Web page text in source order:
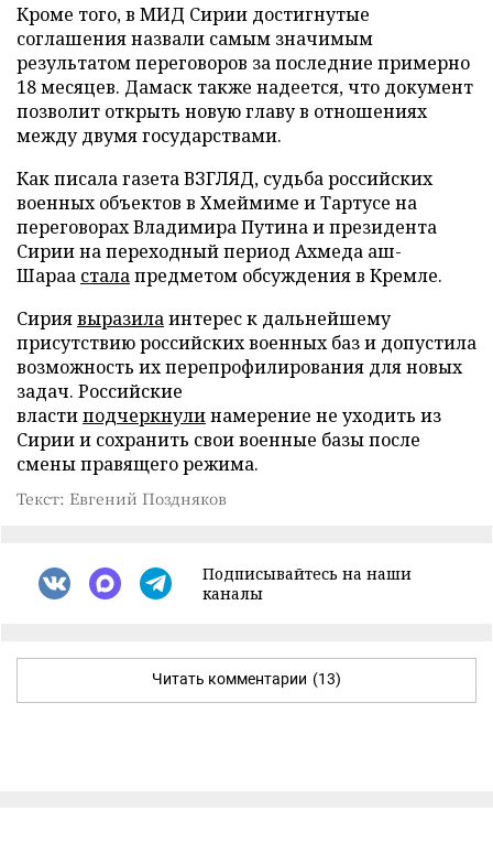
Кроме того, в МИД Сирии достигнутые
соглашения назвали самым значимым
результатом переговоров за последние примерно
18 месяцев. Дамаск также надеется, что документ
позволит открыть новую главу в отношениях
между двумя государствами.
Как писала газета ВЗГЛЯД, судьба российских
военных объектов в Хмеймиме и Тартусе на
переговорах Владимира Путина и президента
Сирии на переходный период Ахмеда аш-
Шараа сталапредметом обсуждения в Кремле.
Сириявыразилаинтерес к дальнейшему
присутствию российских военных баз и допустила
возможность их перепрофилирования для новых
задач. Российские
властиподчеркнулинамерение не уходить из
Сирии и сохранить свои военные базы после
смены правящего режима.
Текст: Евгений Поздняков
Подписывайтесь на наши
каналы
Читать комментарии (13)